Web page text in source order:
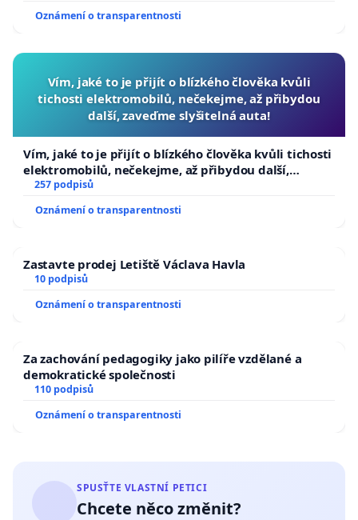
Oznámení o transparentnosti
Vím, jaké to je přijít o blízkého člověka kvůli
tichosti elektromobilů, nečekejme, až přibydou
další, zaveďme slyšitelná auta!
Vím, jaké to je přijít o blízkého člověka kvůli tichosti
elektromobilů, nečekejme, až přibydou další,
zaveďme slyšitelná auta!
257 podpisů
Oznámení o transparentnosti
Zastavte prodej Letiště Václava Havla
10 podpisů
Oznámení o transparentnosti
Za zachování pedagogiky jako pilíře vzdělané a
demokratické společnosti
110 podpisů
Oznámení o transparentnosti
SPUSŤTE VLASTNÍ PETICI
Chcete něco změnit?